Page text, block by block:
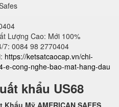
Lượng Cao: Mới 100%
7: 0084 98 2770404
https://ketsatcaocap.vn/chi-
e-cong-nghe-bao-mat-hang-dau
khẩu US68
Mỹ AMERICAN SAFES